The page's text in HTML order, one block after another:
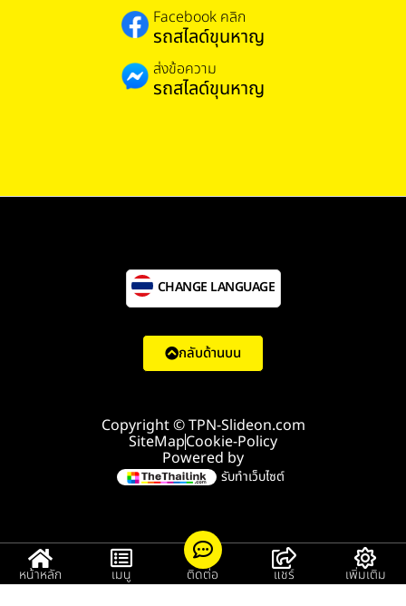
Facebook คลิก
รถสไลด์ขุนหาญ
ส่งข้อความ
รถสไลด์ขุนหาญ
Copyright © TPN-Slideon.com
SiteMapCookie-Policy
Powered by
รับทำเว็บไซต์
CHANGE LANGUAGE
กลับด้านบน
หน้าหลัก เมนู ติดต่อ แชร์ เพิ่มเติม